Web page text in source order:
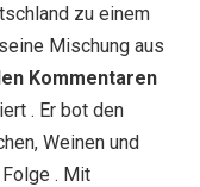
zu einem
Mischung aus
Kommentaren
. Er bot den
Weinen und
. Mit